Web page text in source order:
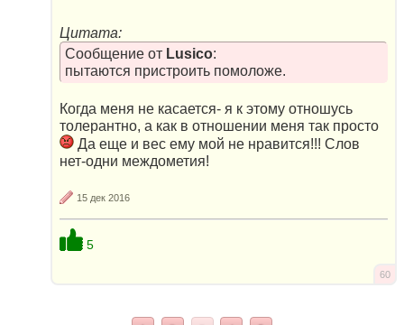
Цитата:
Сообщение от Lusico:
пытаются пристроить помоложе.
Когда меня не касается- я к этому отношусь
толерантно, а как в отношении меня так просто
Да еще и вес ему мой не нравится!!! Слов
нет-одни междометия!
15 дек 2016
5
60